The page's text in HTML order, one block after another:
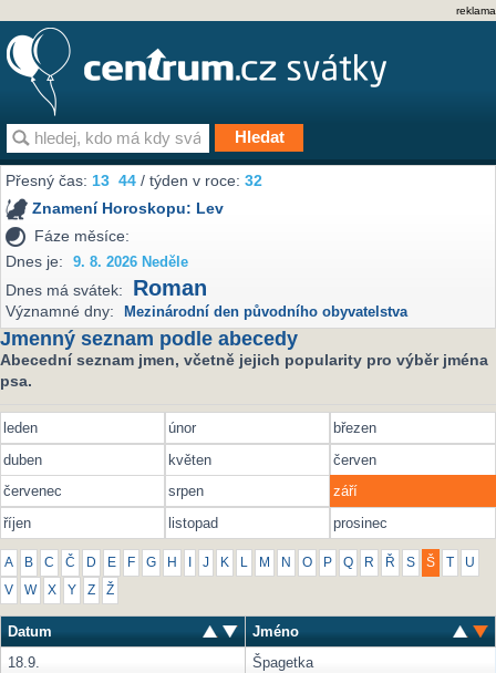
reklama
Přesný čas:13 44 / týden v roce:32
Znamení Horoskopu: Lev
Fáze měsíce:
Dnes je:
9. 8. 2026 Neděle
Dnes má svátek: Roman
Významné dny: Mezinárodní den původního obyvatelstva
Jmenný seznam podle abecedy
Abecední seznam jmen, včetně jejich popularity pro výběr jména
psa.
leden únor
březen
duben
květen
červen
červenec
srpen
září
říjen
listopad prosinec
A B C Č D E F G H J K L M N O P Q R Ř S Š U
V W X Y Z Ž
Datum
Jméno
18.9.
Špagetka